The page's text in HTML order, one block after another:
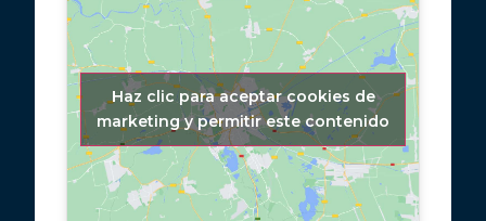
Haz clic para aceptar cookies de
marketing y permitir este contenido